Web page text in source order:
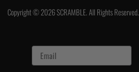
Copyright © 2026 SCRAMBLE. All Rights Reserved.